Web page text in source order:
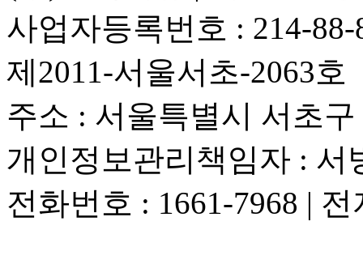
사업자등록번호 : 214-
제2011-서울서초-2063호
주소 : 서울특별시 서초
개인정보관리책임자 : 서
전화번호 : 1661-7968 |